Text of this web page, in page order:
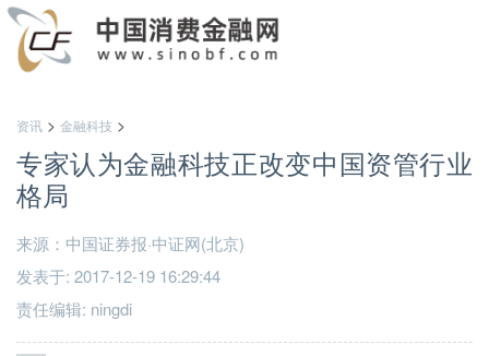
资讯> 金融科技 >
专家认为金融科技正改变中国资管行业
格局
来源：中国证券报·中证网(北京)
发表于: 2017-12-19 16:29:44
责任编辑: ningdi